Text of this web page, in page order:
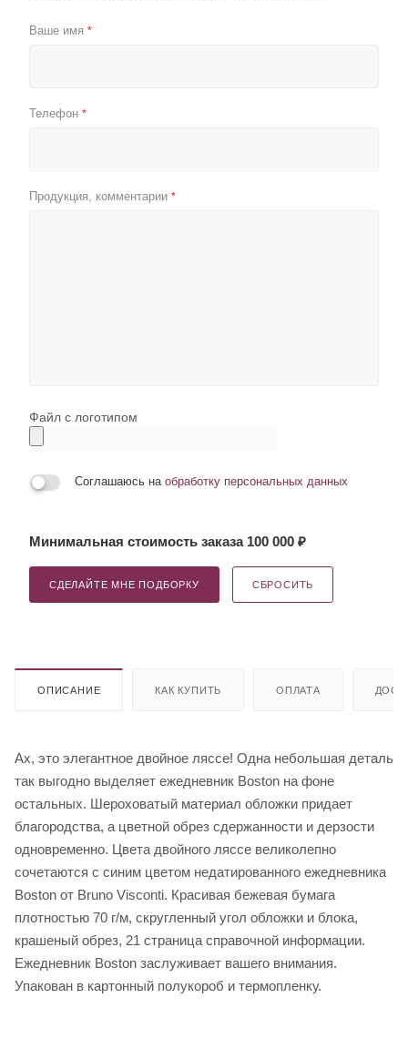
Ваше имя *
Телефон *
Продукция, комментарии *
Файл с логотипом
Соглашаюсь на обработку персональных данных
Минимальная стоимость заказа 100 000 ₽
СДЕЛАЙТЕ МНЕ ПОДБОРКУ СБРОСИТЬ
ОПИСАНИЕ КАК КУПИТЬ ОПЛАТА
Ах, это элегантное двойное ляссе! Одна небольшая деталь
так выгодно выделяет ежедневник Boston на фоне
остальных. Шероховатый материал обложки придает
благородства, а цветной обрез сдержанности и дерзости
одновременно. Цвета двойного ляссе великолепно
сочетаются с синим цветом недатированного ежедневника
Boston от Bruno Visconti. Красивая бежевая бумага
плотностью 70 г/м, скругленный угол обложки и блока,
крашеный обрез, 21 страница справочной информации.
Ежедневник Boston заслуживает вашего внимания.
Упакован в картонный полукороб и термопленку.